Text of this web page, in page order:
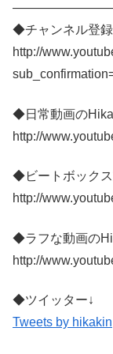
◆チャンネル登録
http://
◆日常動画の
http://
◆ビートボック
http://
◆ラフな動画の
http://
◆ツイッター↓
Tweets by hikakin